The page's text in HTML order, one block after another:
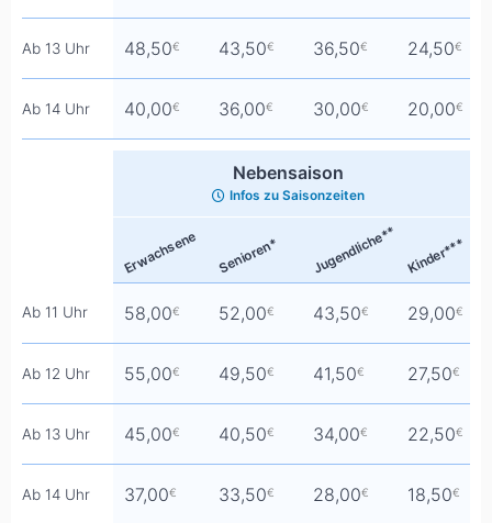
Ab 13 Uhr 48,50€ 43,50€ 36,50€ 24,50€
Ab 14 Uhr 40,00€ 36,00€ 30,00€ 20,00€
Nebensaison
Infos zu Saisonzeiten
Erwachsene Senioren* Jugendliche** Kinder***
Ab 11 Uhr 58,00€ 52,00€ 43,50€ 29,00€
Ab 12 Uhr 55,00€ 49,50€ 41,50€ 27,50€
Ab 13 Uhr 45,00€ 40,50€ 34,00€ 22,50€
Ab 14 Uhr 37,00€ 33,50€ 28,00€ 18,50€